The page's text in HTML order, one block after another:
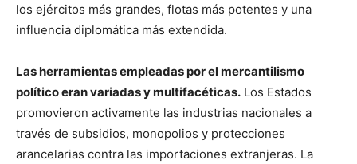
los ejércitos más grandes, flotas más potentes y una
influencia diplomática más extendida.
Las herramientas empleadas por el mercantilismo
político eran variadas y multifacéticas. Los Estados
promovieron activamente las industrias nacionales a
través de subsidios, monopolios y protecciones
arancelarias contra las importaciones extranjeras. La